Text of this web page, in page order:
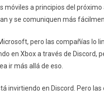
móviles a principios del
y se comuniquen más
pero las compañías lo
en Xbox a través de Discord,
ir más allá de eso.
invirtiendo en Discord. Pero